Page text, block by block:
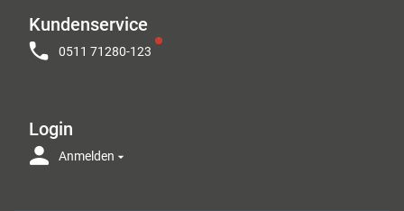
Kundenservice
0511 71280-123
Login
Anmelden